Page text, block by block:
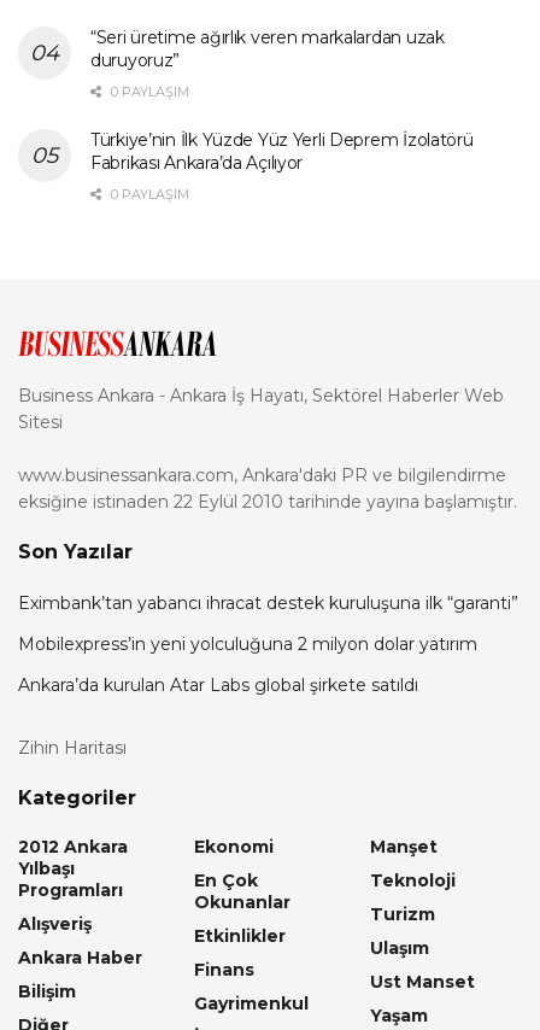
“Seri üretime ağırlık veren markalardan uzak
duruyoruz”
0 PAYLAŞIM
Türkiye’nin İlk Yüzde Yüz Yerli Deprem İzolatörü
Fabrikası Ankara’da Açılıyor
0 PAYLAŞIM
Business Ankara - Ankara İş Hayatı, Sektörel Haberler Web
Sitesi
www.businessankara.com, Ankara'daki PR ve bilgilendirme
eksiğine istinaden 22 Eylül 2010 tarihinde yayına başlamıştır.
Son Yazılar
Eximbank’tan yabancı ihracat destek kuruluşuna ilk “garanti”
Mobilexpress’in yeni yolculuğuna 2 milyon dolar yatırım
Ankara’da kurulan Atar Labs global şirkete satıldı
Zihin Haritası
Kategoriler
2012 Ankara
Yılbaşı
Programları
Alışveriş
Ankara Haber
Bilişim
Diğer
Ekonomi
En Çok
Okunanlar
Etkinlikler
Finans
Gayrimenkul
Manşet
Teknoloji
Turizm
Ulaşım
Ust Manset
Yaşam